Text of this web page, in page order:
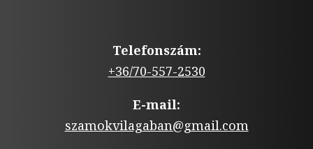
Telefonszám:
+36/70-557-2530
E-mail:
szamokvilagaban@gmail.com